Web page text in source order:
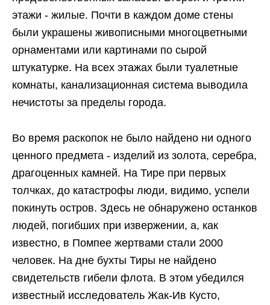
этажи - жилые. Почти в каждом доме стены
были украшены живописными многоцветными
орнаментами или картинами по сырой
штукатурке. На всех этажах были туалетные
комнаты, канализационная система выводила
нечистоты за пределы города.
Во время раскопок не было найдено ни одного
ценного предмета - изделий из золота, серебра,
драгоценных камней. На Тире при первых
толчках, до катастрофы люди, видимо, успели
покинуть остров. Здесь не обнаружено останков
людей, погибших при извержении, а, как
известно, в Помпее жертвами стали 2000
человек. На дне бухты Тиры не найдено
свидетельств гибели флота. В этом убедился
известный исследователь Жак-Ив Кусто,